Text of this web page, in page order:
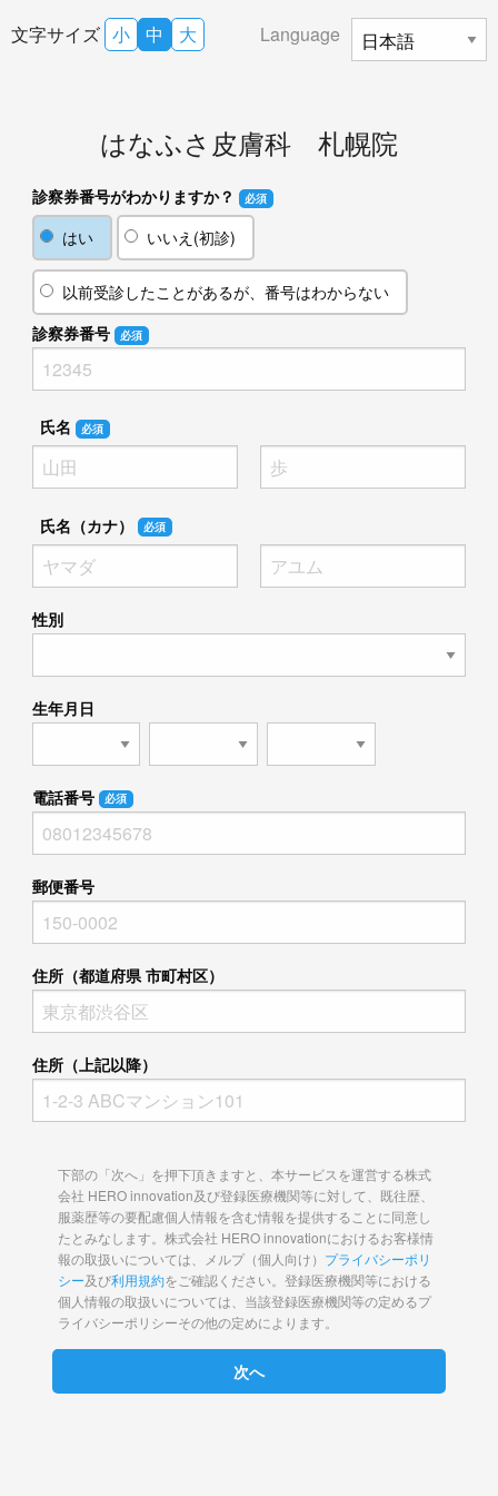
文字サイズ 小 中 大 Language
はなふさ皮膚科 札幌院
診察券番号がわかりますか？ 必須
はい いいえ(初診)
以前受診したことがあるが、番号はわからない
診察券番号
必須
氏名 必須
氏名（カナ） 必須
性別
生年月日
電話番号 必須
郵便番号
住所（都道府県 市町村区）
住所（上記以降）
下部の「次へ」を押下頂きますと、本サービスを運営する株式
会社 HERO innovation及び登録医療機関等に対して、既往歴、
服薬歴等の要配慮個人情報を含む情報を提供することに同意し
たとみなします。株式会社 HERO innovationにおけるお客様情
報の取扱いについては、メルプ（個人向け） プライバシーポリ
シー及び利用規約をご確認ください。登録医療機関等における
個人情報の取扱いについては、当該登録医療機関等の定めるプ
ライバシーポリシーその他の定めによります。